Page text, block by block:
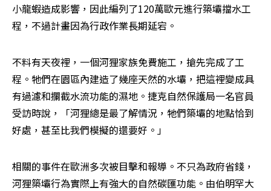
小龍蝦造成影響，因此編列了120萬歐元進行築壩擋水工
程，不過計畫因為行政作業長期延宕。
不料有天夜裡，一個河狸家族免費施工，搶先完成了工
程。牠們在園區內建造了幾座天然的水壩，把這裡變成具
有過濾和攔截水流功能的濕地。捷克自然保護局一名官員
受訪時說，「河狸總是最了解情況，牠們築壩的地點恰到
好處，甚至比我們模擬的還要好。」
相關的事件在歐洲多次被目擊和報導。不只為政府省錢，
河狸築壩行為實際上有強大的自然碳匯功能。由伯明罕大